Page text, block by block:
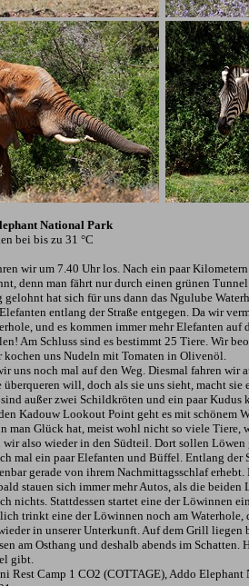
National Park
bei bis zu 31 °C
wir um 7.40 Uhr los. Nach ein paar
denn man fährt nur durch einen grünen
hat sich für uns dann das Ngulube
entlang der Straße entgegen. Da wir
und es kommen immer mehr Elefanten
Am Schluss sind es bestimmt 25 Tiere. Wir
kochen uns Nudeln mit Tomaten in Olivenöl.
uns noch mal auf den Weg. Diesmal fahren
überqueren will, doch als sie uns sieht, macht
außer zwei Schildkröten und ein paar
Kadouw Lookout Point geht es mit schönem
man Glück hat, meist wohl nicht so viele
wir also wieder in den Südteil. Dort sollen
mal ein paar Elefanten und Büffel. Entlang der
gerade von ihrem Nachmittagsschlaf
stauen sich immer mehr Autos, als die
nichts. Stattdessen startet eine der Löwinnen
trinkt eine der Löwinnen noch am
in unserer Unterkunft. Auf dem Grill liegen
am Osthang und deshalb abends im
gibt.
Rest Camp 1 CO2 (COTTAGE), Addo Elephant